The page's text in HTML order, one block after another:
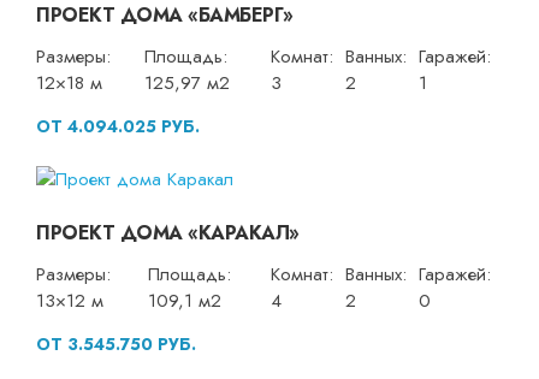
ПРОЕКТ ДОМА «БАМБЕРГ»
Размеры:
12×18 м
Площадь:
125,97 м2
Комнат:
3
Ванных:
2
Гаражей:
1
ОТ 4.094.025 РУБ.
ПРОЕКТ ДОМА «КАРАКАЛ»
Размеры:
13×12 м
Площадь:
109,1 м2
Комнат:
4
Ванных:
2
Гаражей:
0
ОТ 3.545.750 РУБ.